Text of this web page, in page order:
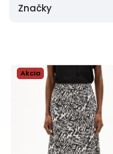
Značky
SKFK
Suite 13
S
38
Akcia